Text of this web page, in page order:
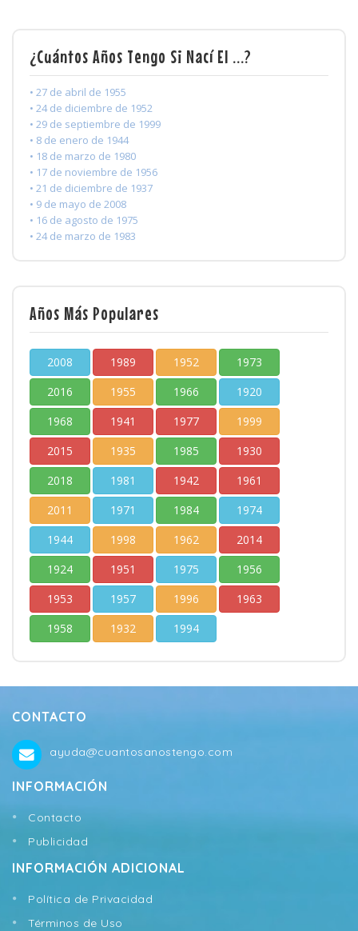
¿Cuántos Años Tengo Si Nací El ...?
• 27 de abril de 1955
• 24 de diciembre de 1952
• 29 de septiembre de 1999
• 8 de enero de 1944
• 18 de marzo de 1980
• 17 de noviembre de 1956
• 21 de diciembre de 1937
• 9 de mayo de 2008
• 16 de agosto de 1975
• 24 de marzo de 1983
Años Más Populares
2008 1989 1952
1973
2016
1955 1966
1920
1968
1941 1977
1999
2015
1935 1985
1930
2018
1981 1942
1961
2011
1971 1984
1974
1944
1998 1962
2014
1924
1951 1975
1956
1953
1957 1996
1963
1958
1932 1994
CONTACTO
ayuda@cuantosanostengo.com
INFORMACIÓN
Contacto
Publicidad
INFORMACIÓN ADICIONAL
Política de Privacidad
Términos de Uso